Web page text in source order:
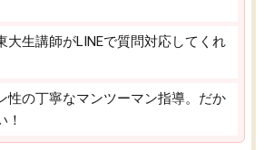
大生講師がLINEで質問対応してくれ
性の丁寧なマンツーマン指導。だか
！